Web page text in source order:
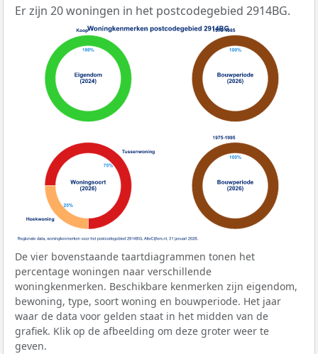
Er zijn 20 woningen in het postcodegebied 2914BG.
De vier bovenstaande taartdiagrammen tonen het
percentage woningen naar verschillende
woningkenmerken. Beschikbare kenmerken zijn eigendom,
bewoning, type, soort woning en bouwperiode. Het jaar
waar de data voor gelden staat in het midden van de
grafiek. Klik op de afbeelding om deze groter weer te
geven.